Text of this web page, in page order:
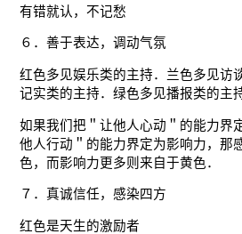
有错就认，不记愁
６．善于表达，调动气氛
红色多见娱乐类的主持．兰色多见访
记实类的主持．绿色多见播报类的主持
如果我们把＂让他人心动＂的能力界
他人行动＂的能力界定为影响力，那
色，而影响力更多则来自于黄色．
７．真诚信任，感染四方
红色是天生的激励者